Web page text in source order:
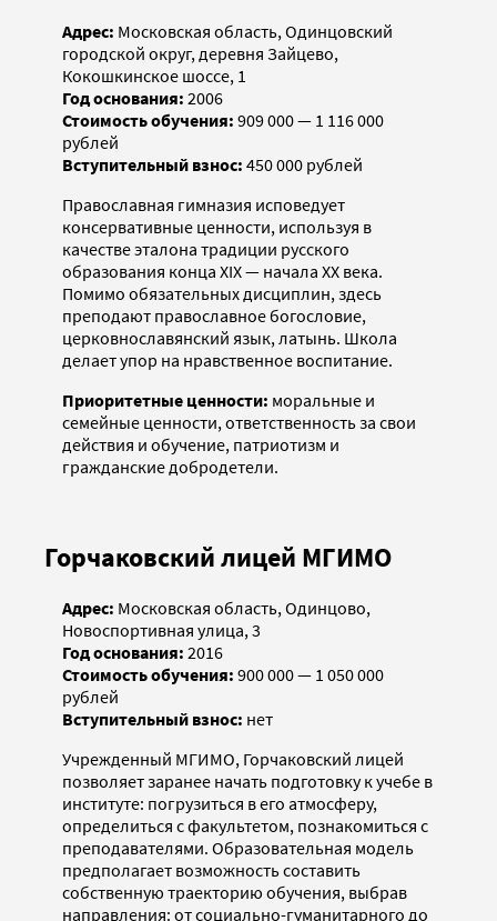
Адрес: Московская область, Одинцовский
городской округ, деревня Зайцево,
Кокошкинское шоссе, 1
Год основания: 2006
Стоимость обучения: 909 000 — 1 116 000
рублей
Вступительный взнос: 450 000 рублей
Православная гимназия исповедует
консервативные ценности, используя в
качестве эталона традиции русского
образования конца XIX — начала XX века.
Помимо обязательных дисциплин, здесь
преподают православное богословие,
церковнославянский язык, латынь. Школа
делает упор на нравственное воспитание.
Приоритетные ценности: моральные и
семейные ценности, ответственность за свои
действия и обучение, патриотизм и
гражданские добродетели.
Горчаковский лицей МГИМО
Адрес: Московская область, Одинцово,
Новоcпортивная улица, 3
Год основания: 2016
Стоимость обучения: 900 000 — 1 050 000
рублей
Вступительный взнос: нет
Учрежденный МГИМО, Горчаковский лицей
позволяет заранее начать подготовку к учебе в
институте: погрузиться в его атмосферу,
определиться с факультетом, познакомиться с
преподавателями. Образовательная модель
предполагает возможность составить
собственную траекторию обучения, выбрав
направления: от социально-гуманитарного до